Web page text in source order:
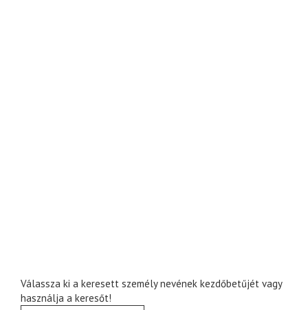
Válassza ki a keresett személy nevének kezdőbetűjét vagy
használja a keresőt!